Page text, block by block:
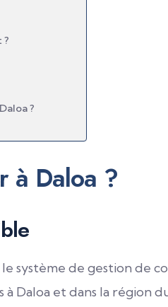
?
?
à Daloa ?
système de gestion de
Daloa et dans la région